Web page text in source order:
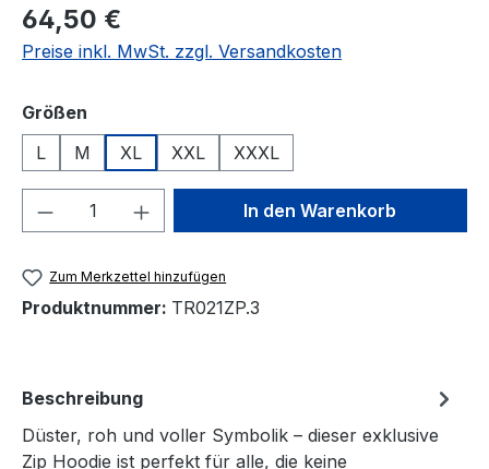
Regulärer Preis:
64,50 €
Preise inkl. MwSt. zzgl. Versandkosten
Größen
L
M XL XXL XXXL
Produkt Anzahl: Gib denIn den Warenkorb
Zum Merkzettel hinzufügen
Produktnummer: TR021ZP.3
Beschreibung
Düster, roh und voller Symbolik – dieser exklusive
Zip Hoodie ist perfekt für alle, die keine